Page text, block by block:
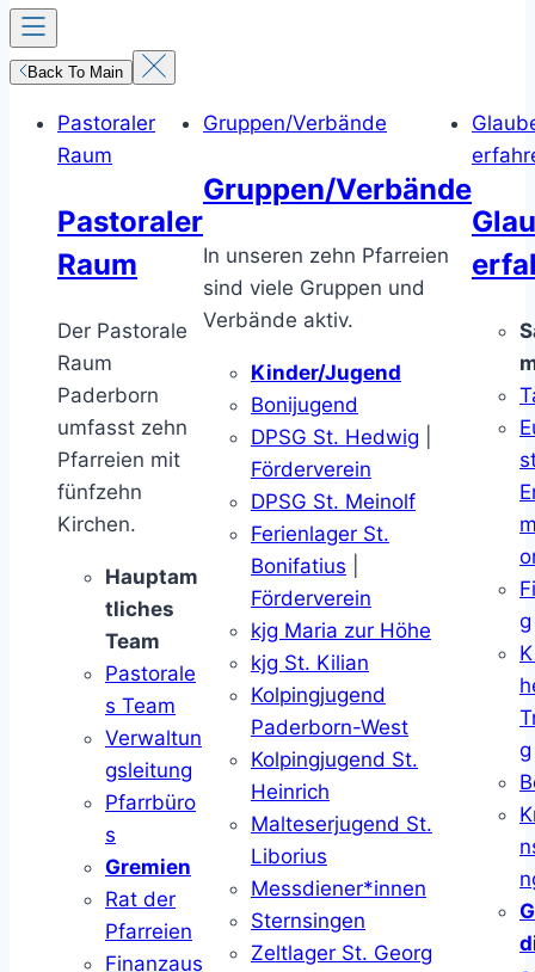
Back To Main
Pastoraler
Raum
Pastoraler
Raum
Der Pastorale
Raum
Paderborn
umfasst zehn
Pfarreien mit
fünfzehn
Kirchen.
Hauptam
tliches
Team
Pastorale
s Team
Verwaltun
gsleitung
Pfarrbüro
s
Gremien
Rat der
Pfarreien
Finanzaus
Gruppen/Verbände
Gruppen/Verbände
In unseren zehn Pfarreien
sind viele Gruppen und
Verbände aktiv.
Kinder/Jugend
Bonijugend
DPSG St. Hedwig
Förderverein
DPSG St. Meinolf
Ferienlager St.
Bonifatius
Förderverein
kjg Maria zur Höhe
kjg St. Kilian
Kolpingjugend
Paderborn-West
Kolpingjugend St.
Heinrich
Malteserjugend St.
Liborius
Messdiener*innen
Sternsingen
Zeltlager St. Georg
g
g